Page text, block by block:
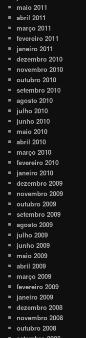
maio 2011
abril 2011
março 2011
fevereiro 2011
janeiro 2011
dezembro 2010
novembro 2010
outubro 2010
setembro 2010
agosto 2010
julho 2010
junho 2010
maio 2010
abril 2010
março 2010
fevereiro 2010
janeiro 2010
dezembro 2009
novembro 2009
outubro 2009
setembro 2009
agosto 2009
julho 2009
junho 2009
maio 2009
abril 2009
março 2009
fevereiro 2009
janeiro 2009
dezembro 2008
novembro 2008
outubro 2008